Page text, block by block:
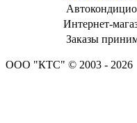
Интернет-
Заказы
ООО "КТС" © 2003 - 2026